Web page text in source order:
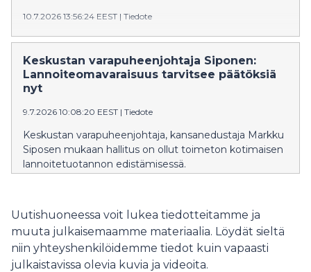
10.7.2026 13:56:24 EEST | Tiedote
Siposen mukaan Purra ei ole edelleenkään vastannut
kysymykseen siitä, mitä perussuomalaiset sai
kehysriihen lehmänkaupoissa, jossa Gardenin-
avustuksesta sovittiin.
Keskustan varapuheenjohtaja Siponen:
Lannoiteomavaraisuus tarvitsee päätöksiä
nyt
9.7.2026 10:08:20 EEST | Tiedote
Keskustan varapuheenjohtaja, kansanedustaja Markku
Siposen mukaan hallitus on ollut toimeton kotimaisen
lannoitetuotannon edistämisessä.
Uutishuoneessa voit lukea tiedotteitamme ja
muuta julkaisemaamme materiaalia. Löydät sieltä
niin yhteyshenkilöidemme tiedot kuin vapaasti
julkaistavissa olevia kuvia ja videoita.